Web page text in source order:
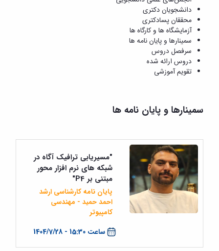
دانشجویان دکتری
محققان پسادکتری
آزمایشگاه ها و کارگاه ها
سمینارها و پایان نامه ها
سرفصل دروس
دروس ارائه شده
تقویم آموزشی
سمینارها و پایان نامه ها
ساعت 15:30 - 1404/7/28
"مسیریابی ترافیک آگاه در
شبکه های نرم افزار محور
مبتنی بر P4"
پایان نامه کارشناسی ارشد
احمد حمید - مهندسی
کامپیوتر